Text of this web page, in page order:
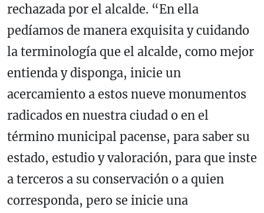
rechazada por el alcalde. “En ella
pedíamos de manera exquisita y cuidando
la terminología que el alcalde, como mejor
entienda y disponga, inicie un
acercamiento a estos nueve monumentos
radicados en nuestra ciudad o en el
término municipal pacense, para saber su
estado, estudio y valoración, para que inste
a terceros a su conservación o a quien
corresponda, pero se inicie una